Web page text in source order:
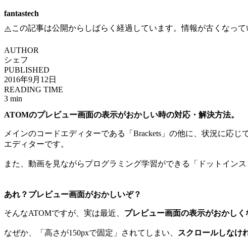
fantastech
⚠️この記事は公開からしばらく経過しています。情報が古くなっ
AUTHOR
シェフ
PUBLISHED
2016年9月12日
READING TIME
3 min
ATOMのプレビュー画面の表示がおかしい時の対応・解決方法。
メインのコードエディターである「Brackets」の他に、状況に応じ
エディターです。
また、動画を見ながらプログラミング学習ができる「ドットイン
あれ？プレビュー画面がおかしいぞ？
そんなATOMですが、実は最近、 プレビュー画面の表示がおかしく
なぜか、「高さが150pxで固定」されてしまい、 スクロールしなけ